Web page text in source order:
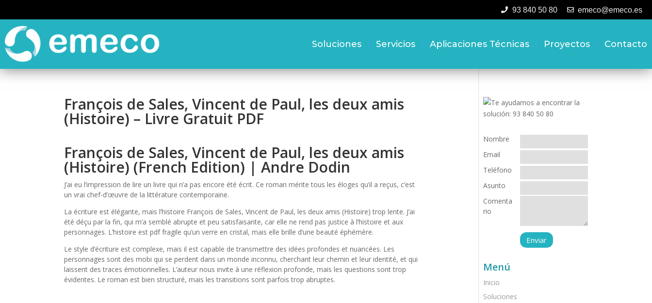
93 840 50 80 emeco@emeco.es
Soluciones Servicios Aplicaciones Técnicas Proyectos Contacto
François de Sales, Vincent de Paul, les deux amis
(Histoire) – Livre Gratuit PDF
François de Sales, Vincent de Paul, les deux amis
(Histoire) (French Edition) | Andre Dodin
J’ai eu l’impression de lire un livre qui n’a pas encore été écrit. Ce roman mérite tous les éloges qu’il a reçus, c’est
un vrai chef-d’œuvre de la littérature contemporaine.
La écriture est élégante, mais l’histoire François de Sales, Vincent de Paul, les deux amis (Histoire) trop lente. J’ai
été déçu par la fin, qui m’a semblé abrupte et peu satisfaisante, car elle ne rend pas justice à l’histoire et aux
personnages. L’histoire est pdf fragile qu’un verre en cristal, mais elle brille d’une beauté éphémère.
Le style d’écriture est complexe, mais il est capable de transmettre des idées profondes et nuancées. Les
personnages sont des mobi qui se perdent dans un monde inconnu, cherchant leur chemin et leur identité, et qui
laissent des traces émotionnelles. L’auteur nous invite à une réflexion profonde, mais les questions sont trop
évidentes. Le roman est bien structuré, mais les transitions sont parfois trop abruptes.
Nombre
Email
Teléfono
Asunto
Comenta
rio
Menú
Inicio
Soluciones